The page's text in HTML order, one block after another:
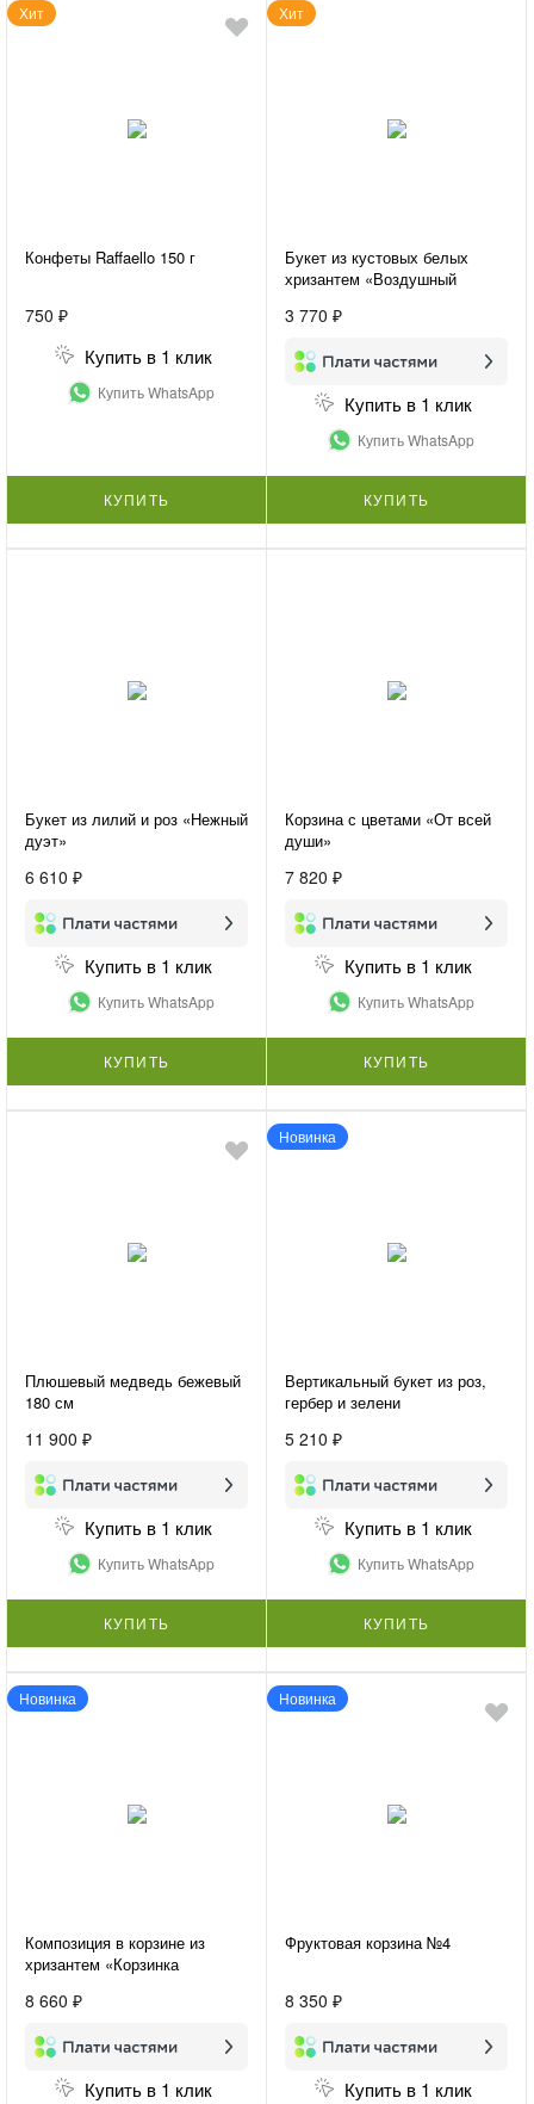
Хит
Конфеты Raffaello 150 г
750 ₽
Купить в 1 клик
Купить WhatsApp
КУПИТЬ
Хит
Букет из кустовых белых
хризантем «Воздушный
3 770 ₽
Купить в 1 клик
Купить WhatsApp
КУПИТЬ
Букет из лилий и роз «Нежный
дуэт»
6 610 ₽
Купить в 1 клик
Купить WhatsApp
КУПИТЬ
Корзина с цветами «От всей
души»
7 820 ₽
Купить в 1 клик
Купить WhatsApp
КУПИТЬ
Плюшевый медведь бежевый
180 см
11 900 ₽
Купить в 1 клик
Купить WhatsApp
КУПИТЬ
Новинка
Вертикальный букет из роз,
гербер и зелени
5 210 ₽
Купить в 1 клик
Купить WhatsApp
КУПИТЬ
Новинка
Композиция в корзине из
хризантем «Корзинка
8 660 ₽
Купить в 1 клик
Новинка
Фруктовая корзина №4
8 350 ₽
Купить в 1 клик